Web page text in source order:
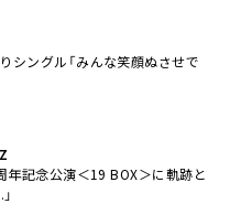
シングル「みんな笑顔ぬさせで
周年記念公演＜19 BOX＞に軌跡と